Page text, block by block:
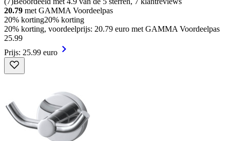
20.79 met GAMMA Voordeelpas
20% korting20% korting
20% korting, voordeelprijs: 20.79 euro met GAMMA Voordeelpas
25.99
Prijs: 25.99 euro